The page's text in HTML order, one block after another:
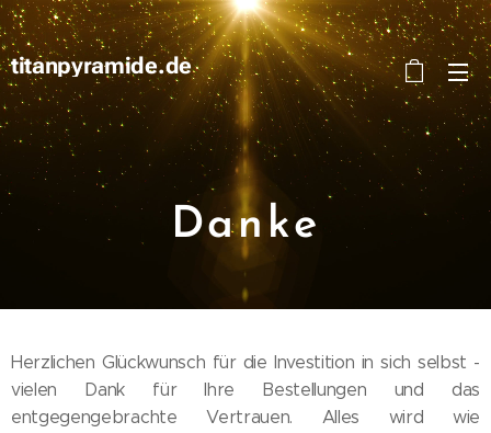
titanpyramide.de
Danke
Herzlichen Glückwunsch für die Investition in sich selbst -
vielen Dank für Ihre Bestellungen und das
entgegengebrachte Vertrauen. Alles wird wie